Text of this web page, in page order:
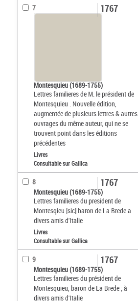
7
Montesquieu (1689-1755)
Lettres familieres de M. le président de
Montesquieu . Nouvelle édition,
augmentée de plusieurs lettres & autres
ouvrages du même auteur, qui ne se
trouvent point dans les éditions
précédentes
1767
Livres
Consultable sur Gallica
8
Montesquieu (1689-1755)
Lettres familieres du president de
Montesqieu [sic] baron de La Brede a
divers amis d'Italie
1767
Livres
Consultable sur Gallica
9
Montesquieu (1689-1755)
Lettres familieres du président de
Montesquieu, baron de La Brede ; à
divers amis d'Italie
1767